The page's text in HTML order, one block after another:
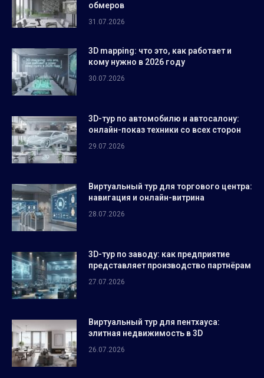
обмеров
31.07.2026
3D mapping: что это, как работает и
кому нужно в 2026 году
30.07.2026
3D-тур по автомобилю и автосалону:
онлайн-показ техники со всех сторон
29.07.2026
Виртуальный тур для торгового центра:
навигация и онлайн-витрина
28.07.2026
3D-тур по заводу: как предприятие
представляет производство партнёрам
27.07.2026
Виртуальный тур для пентхауса:
элитная недвижимость в 3D
26.07.2026